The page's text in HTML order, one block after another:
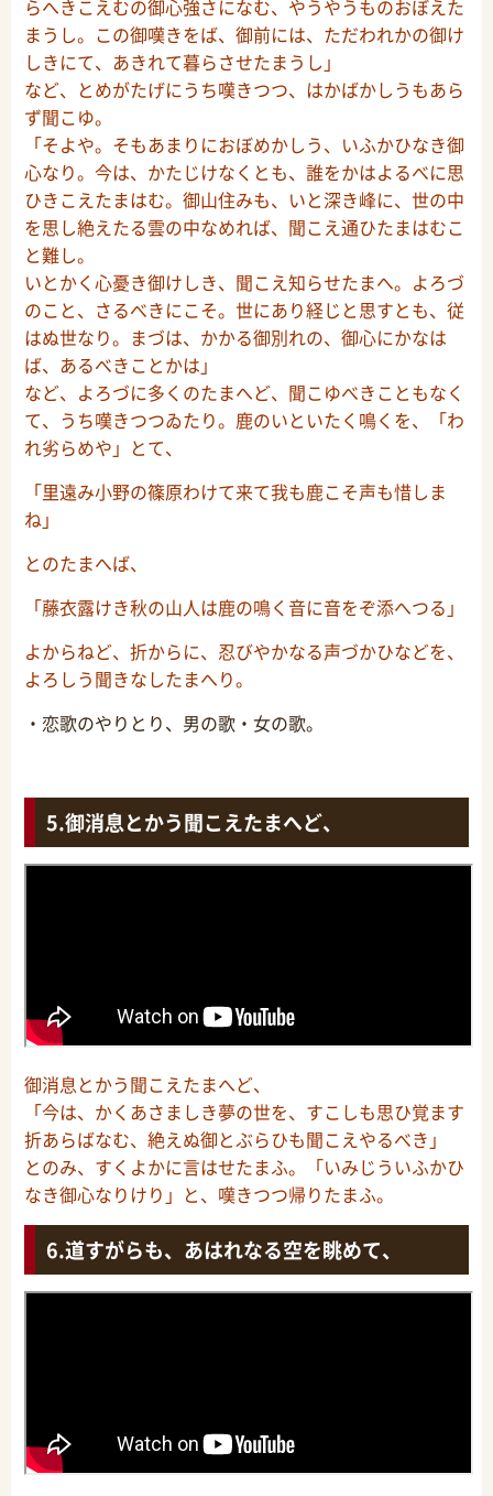
らへきこえむの御心強さになむ、やうやうものおぼえた
まうし。この御嘆きをば、御前には、ただわれかの御け
しきにて、あきれて暮らさせたまうし」
など、とめがたげにうち嘆きつつ、はかばかしうもあら
ず聞こゆ。
「そよや。そもあまりにおぼめかしう、いふかひなき御
心なり。今は、かたじけなくとも、誰をかはよるべに思
ひきこえたまはむ。御山住みも、いと深き峰に、世の中
を思し絶えたる雲の中なめれば、聞こえ通ひたまはむこ
と難し。
いとかく心憂き御けしき、聞こえ知らせたまへ。よろづ
のこと、さるべきにこそ。世にあり経じと思すとも、従
はぬ世なり。まづは、かかる御別れの、御心にかなは
ば、あるべきことかは」
など、よろづに多くのたまへど、聞こゆべきこともなく
て、うち嘆きつつゐたり。鹿のいといたく鳴くを、「わ
れ劣らめや」とて、
「里遠み小野の篠原わけて来て我も鹿こそ声も惜しま
ね」
とのたまへば、
「藤衣露けき秋の山人は鹿の鳴く音に音をぞ添へつる」
よからねど、折からに、忍びやかなる声づかひなどを、
よろしう聞きなしたまへり。
・恋歌のやりとり、男の歌・女の歌。
御消息とかう聞こえたまへど、
御消息とかう聞こえたまへど、
「今は、かくあさましき夢の世を、すこしも思ひ覚ます
折あらばなむ、絶えぬ御とぶらひも聞こえやるべき」
とのみ、すくよかに言はせたまふ。「いみじういふかひ
なき御心なりけり」と、嘆きつつ帰りたまふ。
道すがらも、あはれなる空を眺めて、